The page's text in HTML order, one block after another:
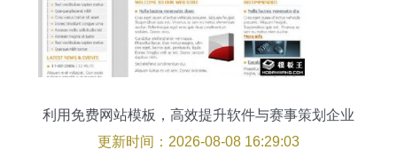
利用免费网站模板，高效提升软件与赛事策划企业
线上形象
更新时间：2026-08-08 16:29:03